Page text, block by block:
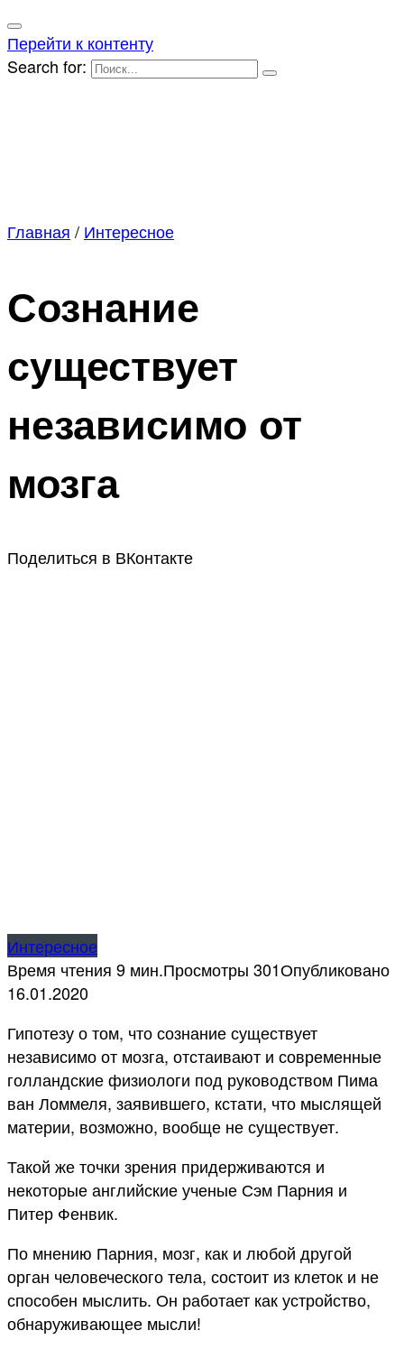
Перейти к контенту
Search for:
Главная / Интересное
Сознание
существует
независимо от
мозга
Поделиться в ВКонтакте
Интересное
Время чтения 9 мин.Просмотры 301Опубликовано
16.01.2020
Гипотезу о том, что сознание существует
независимо от мозга, отстаивают и современные
голландские физиологи под руководством Пима
ван Ломмеля, заявившего, кстати, что мыслящей
материи, возможно, вообще не существует.
Такой же точки зрения придерживаются и
некоторые английские ученые Сэм Парния и
Питер Фенвик.
По мнению Парния, мозг, как и любой другой
орган человеческого тела, состоит из клеток и не
способен мыслить. Он работает как устройство,
обнаруживающее мысли!